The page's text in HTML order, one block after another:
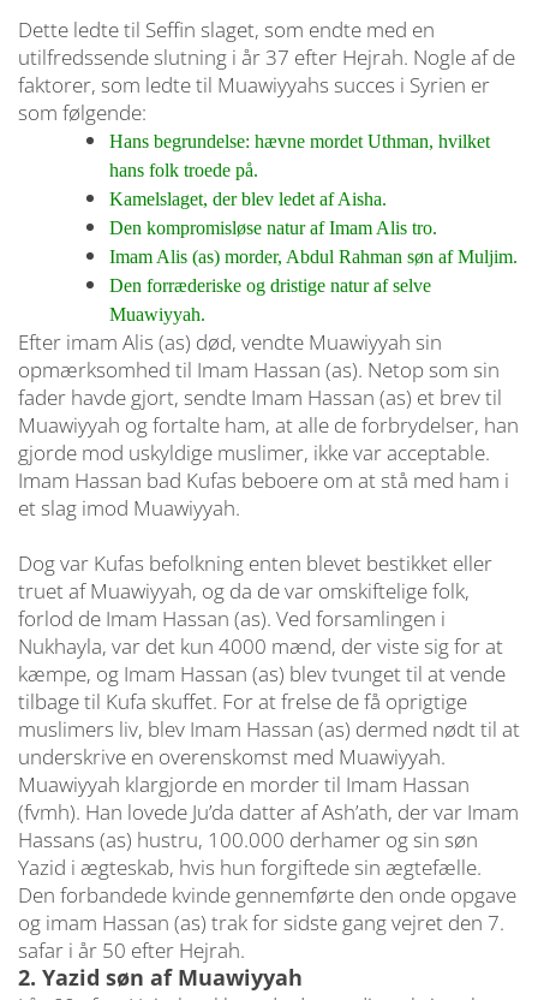
Dette ledte til Seffin slaget, som endte med en
utilfredssende slutning i år 37 efter Hejrah. Nogle af de
faktorer, som ledte til Muawiyyahs succes i Syrien er
som følgende:
Hans begrundelse: hævne mordet Uthman, hvilket
hans folk troede på.
Kamelslaget, der blev ledet af Aisha.
Den kompromisløse natur af Imam Alis tro.
Imam Alis (as) morder, Abdul Rahman søn af Muljim.
Den forræderiske og dristige natur af selve
Muawiyyah.
Efter imam Alis (as) død, vendte Muawiyyah sin
opmærksomhed til Imam Hassan (as). Netop som sin
fader havde gjort, sendte Imam Hassan (as) et brev til
Muawiyyah og fortalte ham, at alle de forbrydelser, han
gjorde mod uskyldige muslimer, ikke var acceptable.
Imam Hassan bad Kufas beboere om at stå med ham i
et slag imod Muawiyyah.
Dog var Kufas befolkning enten blevet bestikket eller
truet af Muawiyyah, og da de var omskiftelige folk,
forlod de Imam Hassan (as). Ved forsamlingen i
Nukhayla, var det kun 4000 mænd, der viste sig for at
kæmpe, og Imam Hassan (as) blev tvunget til at vende
tilbage til Kufa skuffet. For at frelse de få oprigtige
muslimers liv, blev Imam Hassan (as) dermed nødt til at
underskrive en overenskomst med Muawiyyah.
Muawiyyah klargjorde en morder til Imam Hassan
(fvmh). Han lovede Ju’da datter af Ash’ath, der var Imam
Hassans (as) hustru, 100.000 derhamer og sin søn
Yazid i ægteskab, hvis hun forgiftede sin ægtefælle.
Den forbandede kvinde gennemførte den onde opgave
og imam Hassan (as) trak for sidste gang vejret den 7.
safar i år 50 efter Hejrah.
2. Yazid søn af Muawiyyah